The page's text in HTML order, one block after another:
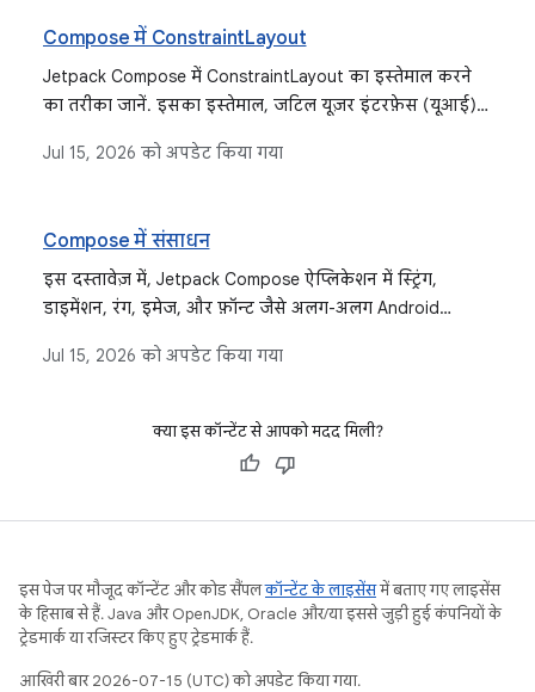
Compose में ConstraintLayout
Jetpack Compose में ConstraintLayout का इस्तेमाल करने
का तरीका जानें. इसका इस्तेमाल, जटिल यूज़र इंटरफ़ेस (यूआई)
एपीआई, दिशा-निर्देश, बैरियर, और चेन शामिल हैं. इसका इस्तेमाल,
Jul 15, 2026 को अपडेट किया गया
Compose में संसाधन
इस दस्तावेज़ में, Jetpack Compose ऐप्लिकेशन में स्ट्रिंग,
डाइमेंशन, रंग, इमेज, और फ़ॉन्ट जैसे अलग-अलग Android
बताया गया है.
Jul 15, 2026 को अपडेट किया गया
क्या इस कॉन्टेंट से आपको मदद मिली?
इस पेज पर मौजूद कॉन्टेंट और कोड सैंपलकॉन्टेंट के लाइसेंसमें बताए गए लाइसेंस
के हिसाब से हैं. Java और OpenJDK, Oracle और/या इससे जुड़ी हुई कंपनियों के
ट्रेडमार्क या रजिस्टर किए हुए ट्रेडमार्क हैं.
आखिरी बार 2026-07-15 (UTC) को अपडेट किया गया.